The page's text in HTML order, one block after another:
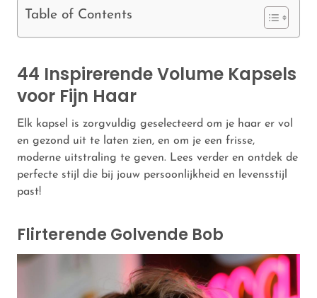
Table of Contents
44 Inspirerende Volume Kapsels
voor Fijn Haar
Elk kapsel is zorgvuldig geselecteerd om je haar er vol
en gezond uit te laten zien, en om je een frisse,
moderne uitstraling te geven. Lees verder en ontdek de
perfecte stijl die bij jouw persoonlijkheid en levensstijl
past!
Flirterende Golvende Bob